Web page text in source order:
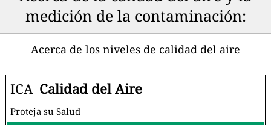
medición de la contaminación:
Acerca de los niveles de calidad del aire
ICA Calidad del Aire
Proteja su Salud